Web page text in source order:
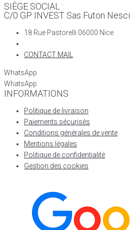
SIÈGE SOCIAL :
C/0 GP INVEST Sas Futon Nesci
18 Rue Pastorelli 06000 Nice
CONTACT MAIL
WhatsApp
WhatsApp
INFORMATIONS
Politique de livraison
Paiements sécurisés
Conditions générales de vente
Mentions légales
Politique de confidentialité
Gestion des cookies